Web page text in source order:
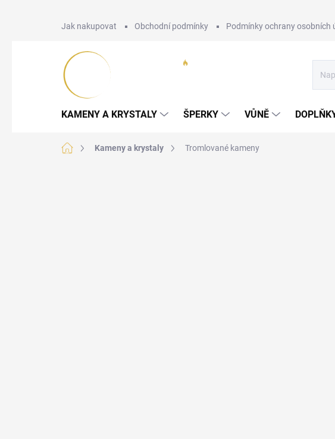
Jak nakupovat Obchodní podmínky Podmínky ochrany osobních
KAMENY A KRYSTALY ŠPERKY VŮNĚ
Domů Kameny a krystaly Tromlované kameny